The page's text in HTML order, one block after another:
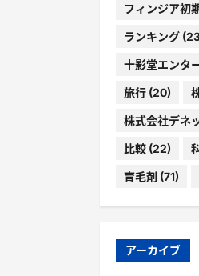
フィンジア初
ランキング
十影堂エンタ
旅行(20)
株式会社デネ
比較(22)
育毛剤 (71)
アーカイブ